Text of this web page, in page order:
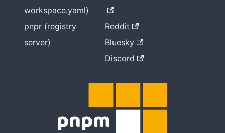
workspace.yaml)
pnpr (registry
server)
Reddit
Bluesky
Discord